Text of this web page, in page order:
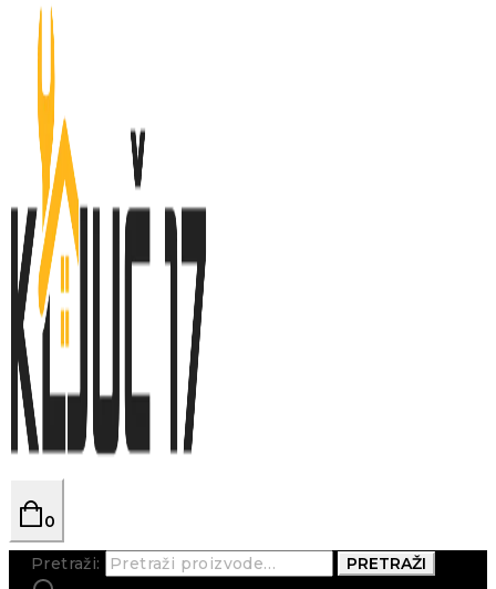
0
Pretraži: PRETRAŽI